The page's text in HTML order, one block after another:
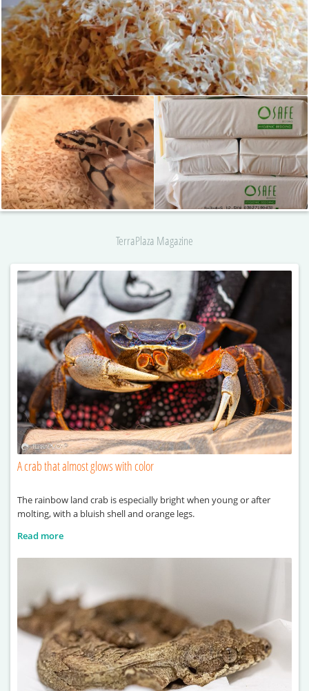
TerraPlaza Magazine
A crab that almost glows with color
The rainbow land crab is especially bright when young or after
molting, with a bluish shell and orange legs.
Read more